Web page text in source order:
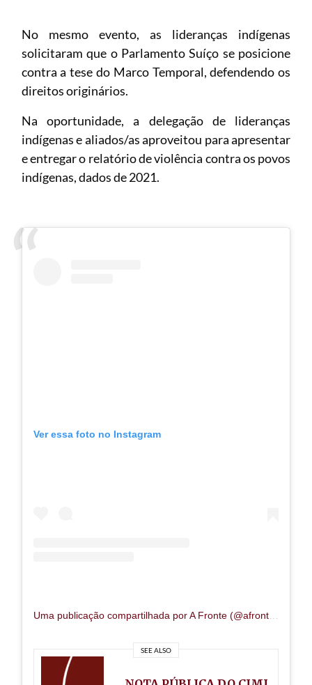
No mesmo evento, as lideranças indígenas
solicitaram que o Parlamento Suíço se posicione
contra a tese do Marco Temporal, defendendo os
direitos originários.
Na oportunidade, a delegação de lideranças
indígenas e aliados/as aproveitou para apresentar
e entregar o relatório de violência contra os povos
indígenas, dados de 2021.
Ver essa foto no Instagram
Uma publicação compartilhada por A Fronte (@afrontejornalismo)
SEE ALSO